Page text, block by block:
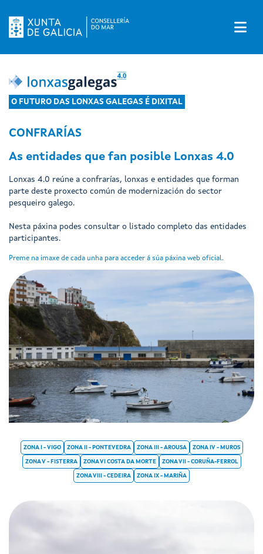
O FUTURO DAS LONXAS GALEGAS É DIXITAL
CONFRARÍAS
As entidades que fan posible Lonxas 4.0
Lonxas 4.0 reúne a confrarías, lonxas e entidades que forman
parte deste proxecto común de modernización do sector
pesqueiro galego.
Nesta páxina podes consultar o listado completo das entidades
participantes.
Preme na imaxe de cada unha para acceder á súa páxina web oficial.
ZONA I - VIGO ZONA II - PONTEVEDRA ZONA III - AROUSA ZONA IV - MUROS
ZONA V - FISTERRA ZONA VI COSTA DA MORTE ZONA VII - CORUÑA-FERROL
ZONA VIII - CEDEIRA ZONA IX - MARIÑA